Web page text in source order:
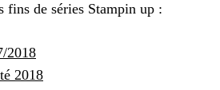
fins de séries Stampin up :
2018
2018